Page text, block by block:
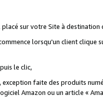
sur votre Site à destination
lorsqu'un client
le clic,
faite des produits
Amazon ou un article «